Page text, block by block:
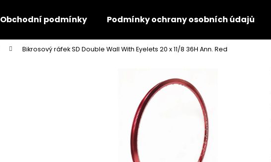
Obchodní podmínky Podmínky ochrany osobních údajů
Bikrosový ráfek SD Double Wall With Eyelets 20 x 11/8 36H Ann. Red
Co potřebujete najít?
Doporučujeme